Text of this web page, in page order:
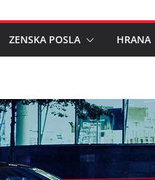
ZENSKA POSLA HRANA